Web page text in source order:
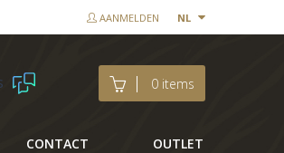
AANMELDEN NL
0 items
CONTACT OUTLET